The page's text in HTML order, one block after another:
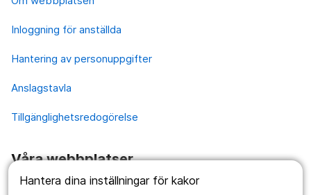
Hantera dina inställningar för kakor
Inloggning för anställda
Hantering av personuppgifter
Anslagstavla
Tillgänglighetsredogörelse
Våra webbplatser
1177.se